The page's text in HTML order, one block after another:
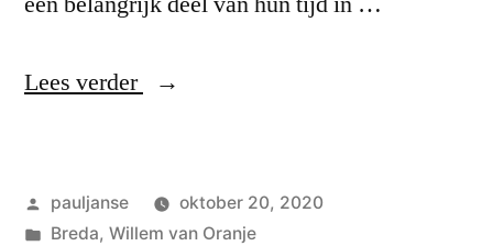
Lees verder
“Neder-
Geplaatst
door
pauljanse
oktober 20, 2020
Geplaatst
Breda, Willem van Oranje